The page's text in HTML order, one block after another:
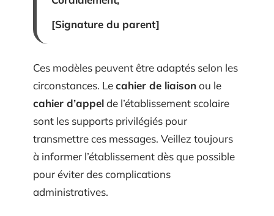
[Signature du parent]
Ces modèles peuvent être adaptés selon les
circonstances. Lecahier de liaisonou le
cahier d’appelde l’établissement scolaire
sont les supports privilégiés pour
transmettre ces messages. Veillez toujours
à informer l’établissement dès que possible
pour éviter des complications
administratives.